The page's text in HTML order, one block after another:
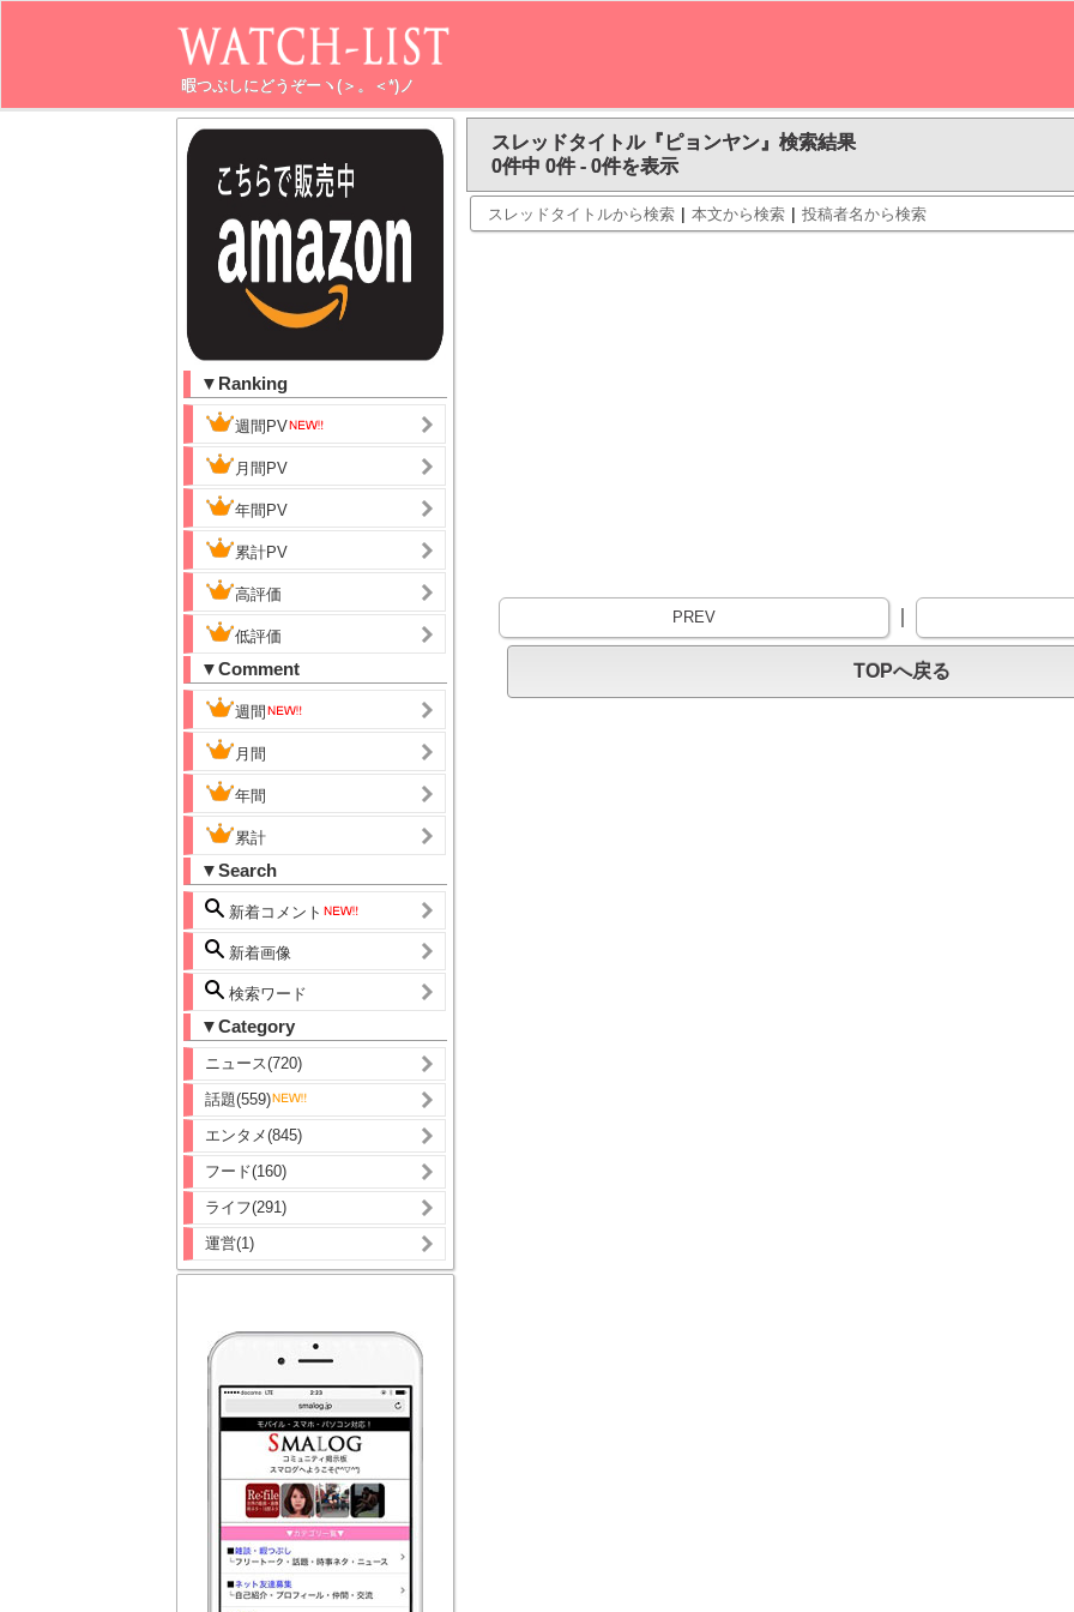
暇つぶしにどうぞーヽ(＞。＜*)ノ
▼Ranking
週間PV
月間PV
年間PV
累計PV
高評価
低評価
▼Comment
週間
月間
年間
累計
▼Search
新着コメント
新着画像
検索ワード
▼Category
ニュース(720)
話題(559)
エンタメ(845)
フード(160)
ライフ(291)
運営(1)
スレッドタイトル『ピョンヤン』検索結果
0件中 0件 - 0件を表示
スレッドタイトルから検索 | 本文から検索 | 投稿者名から検索
PREV
TOPへ戻る